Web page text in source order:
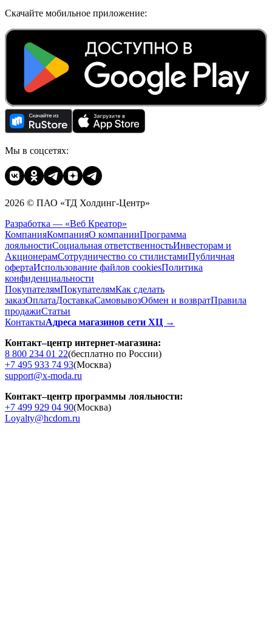
Скачайте мобильное приложение:
Мы в соцсетях:
2026 © ПАО «ТД Холдинг-Центр»
Разработка — «Веб Креатор»
КомпанияКомпанияО компанииПрограмма
лояльностиСоциальная ответственностьИнвесторам и
АкционерамСотрудничество со стилистамиПубличная
офертаИспользование файлов cookiesПолитика
конфиденциальности
ПокупателямПокупателямКак сделать
заказОплатаДоставкаCамовывозОбмен и возвратПравила
продажиСтатьи
КонтактыАдреса магазинов сети ХЦ →
Контакт–центр интернет-магазина:
8 800 234 01 22(бесплатно по России)
+7 495 933 74 93(Москва)
support@x-moda.ru
Контакт–центр программы лояльности:
+7 499 929 04 90(Москва)
Loyalty@hcdom.ru